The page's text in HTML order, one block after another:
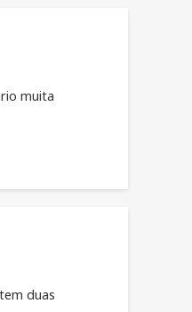
muita
duas